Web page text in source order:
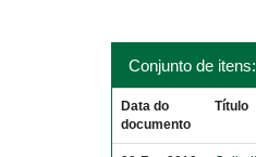
Conjunto de itens:
Data do
documento
Título